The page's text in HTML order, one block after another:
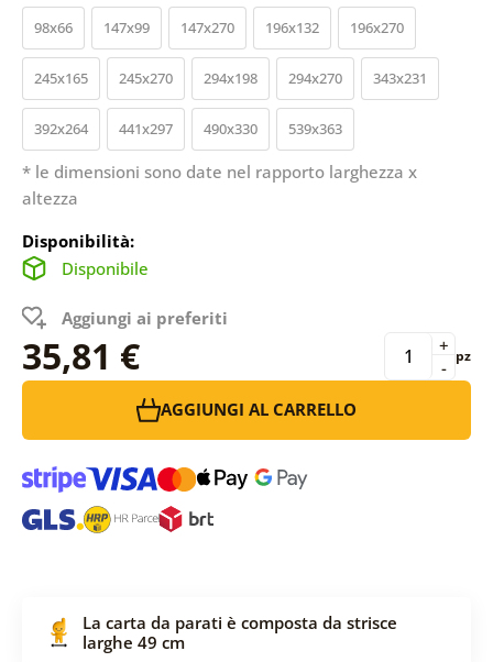
98x66 147x99 147x270 196x132 196x270
245x165 245x270 294x198 294x270 343x231
392x264 441x297 490x330 539x363
* le dimensioni sono date nel rapporto larghezza x
altezza
Disponibilità:
Disponibile
Aggiungi ai preferiti
35,81 € -
+ pz
AGGIUNGI AL CARRELLO
La carta da parati è composta da strisce
larghe 49 cm